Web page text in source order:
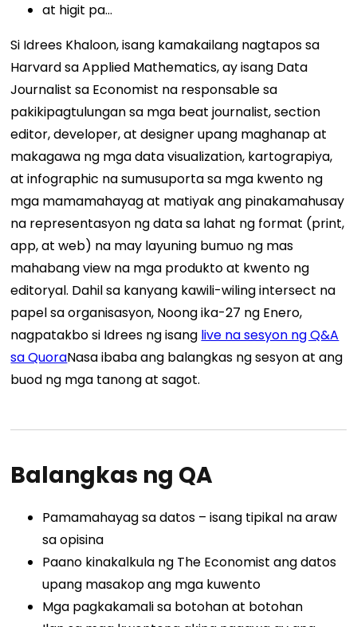
at higit pa…
Si Idrees Khaloon, isang kamakailang nagtapos sa
Harvard sa Applied Mathematics, ay isang Data
Journalist sa Economist na responsable sa
pakikipagtulungan sa mga beat journalist, section
editor, developer, at designer upang maghanap at
makagawa ng mga data visualization, kartograpiya,
at infographic na sumusuporta sa mga kwento ng
mga mamamahayag at matiyak ang pinakamahusay
na representasyon ng data sa lahat ng format (print,
app, at web) na may layuning bumuo ng mas
mahabang view na mga produkto at kwento ng
editoryal. Dahil sa kanyang kawili-wiling intersect na
papel sa organisasyon, Noong ika-27 ng Enero,
nagpatakbo si Idrees ng isang live na sesyon ng Q&A
sa QuoraNasa ibaba ang balangkas ng sesyon at ang
buod ng mga tanong at sagot.
Balangkas ng QA
Pamamahayag sa datos – isang tipikal na araw
sa opisina
Paano kinakalkula ng The Economist ang datos
upang masakop ang mga kuwento
Mga pagkakamali sa botohan at botohan